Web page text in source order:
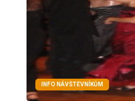
INFO NÁVŠTĚVNÍKŮM